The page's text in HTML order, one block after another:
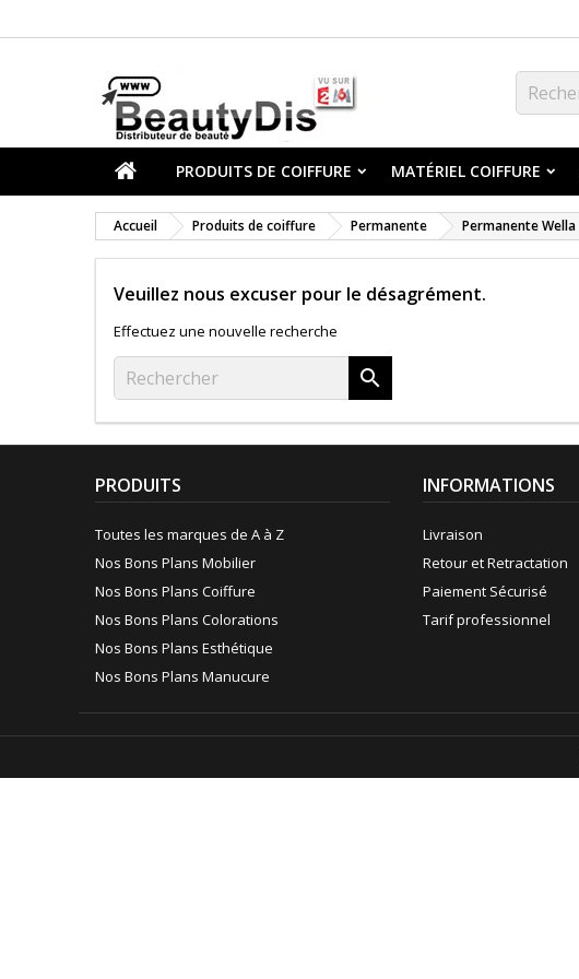
PRODUITS DE COIFFURE MATÉRIEL COIFFURE
Accueil Produits de coiffure Permanente Permanente Wella
Veuillez nous excuser pour le désagrément.
Effectuez une nouvelle recherche

PRODUITS
Toutes les marques de A à Z
Nos Bons Plans Mobilier
Nos Bons Plans Coiffure
Nos Bons Plans Colorations
Nos Bons Plans Esthétique
Nos Bons Plans Manucure
INFORMATIONS
Livraison
Retour et Retractation
Paiement Sécurisé
Tarif professionnel